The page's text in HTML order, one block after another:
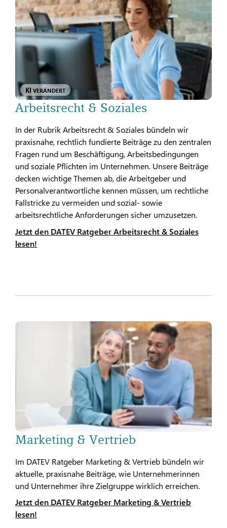
KI VERÄNDERT
Arbeitsrecht & Soziales
In der Rubrik Arbeitsrecht & Soziales bündeln wir
praxisnahe, rechtlich fundierte Beiträge zu den zentralen
Fragen rund um Beschäftigung, Arbeitsbedingungen
und soziale Pflichten im Unternehmen. Unsere Beiträge
decken wichtige Themen ab, die Arbeitgeber und
Personalverantwortliche kennen müssen, um rechtliche
Fallstricke zu vermeiden und sozial- sowie
arbeitsrechtliche Anforderungen sicher umzusetzen.
Jetzt den DATEV Ratgeber Arbeitsrecht & Soziales
lesen!
Marketing & Vertrieb
Im DATEV Ratgeber Marketing & Vertrieb bündeln wir
aktuelle, praxisnahe Beiträge, wie Unternehmerinnen
und Unternehmer ihre Zielgruppe wirklich erreichen.
Jetzt den DATEV Ratgeber Marketing & Vertrieb
lesen!